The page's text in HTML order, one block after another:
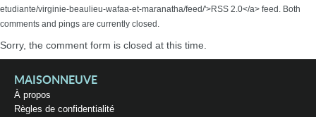
etudiante/virginie-beaulieu-wafaa-et-maranatha/feed/'>RSS 2.0</a> feed. Both
comments and pings are currently closed.
Sorry, the comment form is closed at this time.
MAISONNEUVE
À propos
Règles de confidentialité